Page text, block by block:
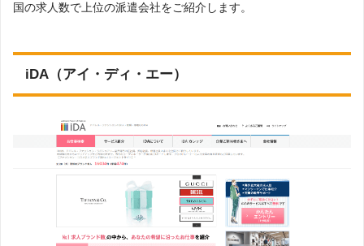
国の求人数で上位の派遣会社をご紹介します。
iDA（アイ・ディ・エー）